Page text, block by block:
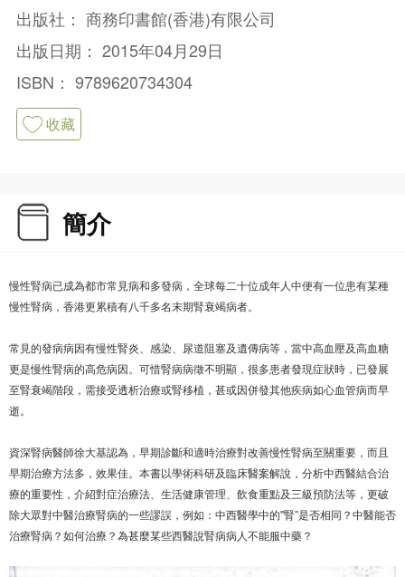
出版社： 商務印書館(香港)有限公司
出版日期： 2015年04月29日
ISBN： 9789620734304
收藏
簡介
慢性腎病已成為都市常見病和多發病，全球每二十位成年人中便有一位患有某種
慢性腎病，香港更累積有八千多名末期腎衰竭病者。
常見的發病病因有慢性腎炎、感染、尿道阻塞及遺傳病等，當中高血壓及高血糖
更是慢性腎病的高危病因。可惜腎病病徵不明顯，很多患者發現症狀時，已發展
至腎衰竭階段，需接受透析治療或腎移植，甚或因併發其他疾病如心血管病而早
逝。
資深腎病醫師徐大基認為，早期診斷和適時治療對改善慢性腎病至關重要，而且
早期治療方法多，效果佳。本書以學術科研及臨床醫案解說，分析中西醫結合治
療的重要性，介紹對症治療法、生活健康管理、飲食重點及三級預防法等，更破
除大眾對中醫治療腎病的一些謬誤，例如：中西醫學中的"腎”是否相同？中醫能否
治療腎病？如何治療？為甚麼某些西醫說腎病病人不能服中藥？